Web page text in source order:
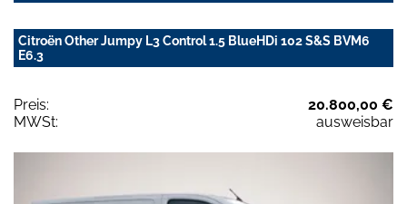
Citroën Other Jumpy L3 Control 1.5 BlueHDi 102 S&S BVM6
E6.3
Preis:
20.800,00 €
MWSt:
ausweisbar